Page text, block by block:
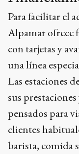
Para facilitar el
Alpamar ofrece
con tarjetas y
una línea
Las estaciones
sus
pensados para
clientes
barista, comida